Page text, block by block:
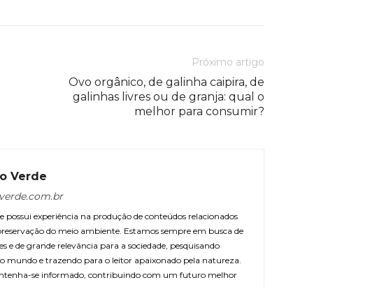
Próximo artigo
Ovo orgânico, de galinha caipira, de
galinhas livres ou de granja: qual o
melhor para consumir?
Verde
possui experiência na produção de conteúdos relacionados
do meio ambiente. Estamos sempre em busca de
e de grande relevância para a sociedade, pesquisando
mundo e trazendo para o leitor apaixonado pela natureza.
se informado, contribuindo com um futuro melhor